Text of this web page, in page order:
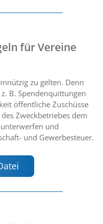
für Vereine
zu gelten. Denn
B. Spendenquittungen
öffentliche Zuschüsse
Zweckbetriebes dem
und
und Gewerbesteuer.